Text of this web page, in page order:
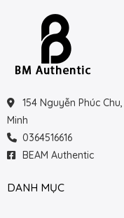
154 Nguyễn Phúc
Minh
0364516616
BEAM Authentic
DANH MỤC